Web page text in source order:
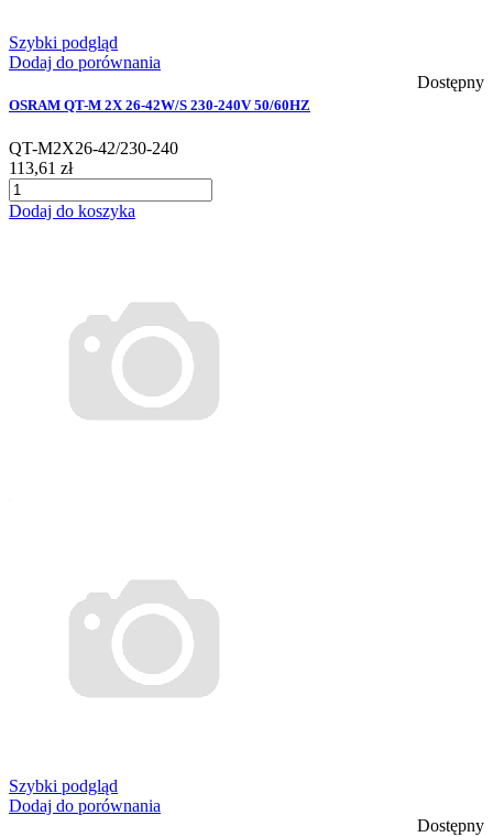
Szybki podgląd
Dodaj do porównania
Dostępny
OSRAM QT-M 2X 26-42W/S 230-240V 50/60HZ
QT-M2X26-42/230-240
113,61 zł
Dodaj do koszyka
Szybki podgląd
Dodaj do porównania
Dostępny